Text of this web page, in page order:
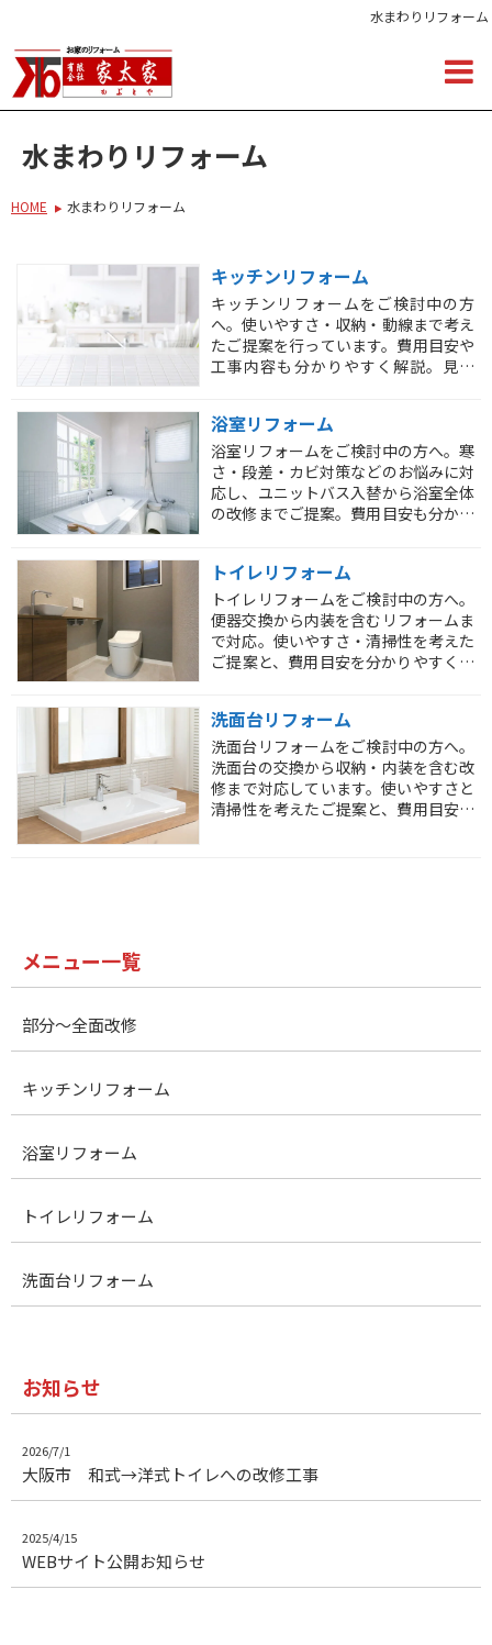
水まわりリフォーム
水まわりリフォーム
HOME 水まわりリフォーム
キッチンリフォーム
キッチンリフォームをご検討中の方
へ。使いやすさ・収納・動線まで考え
たご提案を行っています。費用目安や
工事内容も分かりやすく解説。見積
浴室リフォーム
浴室リフォームをご検討中の方へ。寒
さ・段差・カビ対策などのお悩みに対
応し、ユニットバス入替から浴室全体
の改修までご提案。費用目安も分かり
トイレリフォーム
トイレリフォームをご検討中の方へ。
便器交換から内装を含むリフォームま
で対応。使いやすさ・清掃性を考えた
ご提案と、費用目安を分かりやすく解
洗面台リフォーム
洗面台リフォームをご検討中の方へ。
洗面台の交換から収納・内装を含む改
修まで対応しています。使いやすさと
清掃性を考えたご提案と、費用目安を
メニュー一覧
部分～全面改修
キッチンリフォーム
浴室リフォーム
トイレリフォーム
洗面台リフォーム
お知らせ
2026/7/1
大阪市 和式→洋式トイレへの改修工事
2025/4/15
WEBサイト公開お知らせ